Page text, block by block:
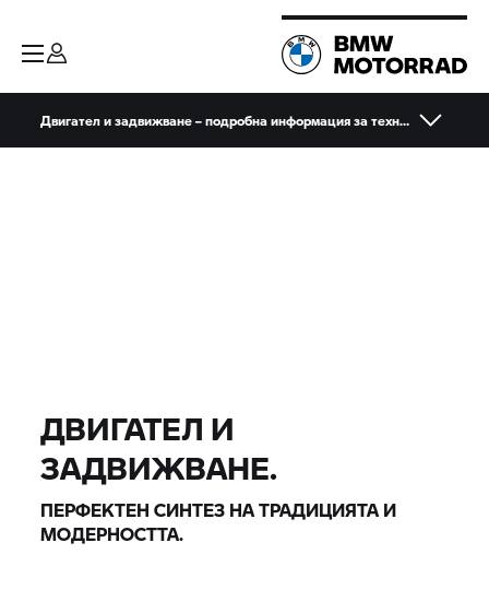
Двигател и задвижване – подробна информация за технологията
ДВИГАТЕЛ И
ЗАДВИЖВАНЕ.
ПЕРФЕКТЕН СИНТЕЗ НА ТРАДИЦИЯТА И
МОДЕРНОСТТА.